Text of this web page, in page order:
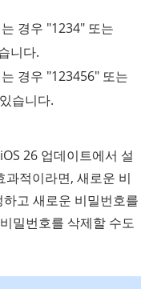
경우 "1234" 또는
니다.
경우 "123456" 또는
습니다.
26 업데이트에서 설
적이라면, 새로운 비
고 새로운 비밀번호를
밀번호를 삭제할 수도